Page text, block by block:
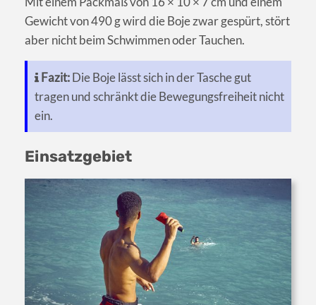
Gewicht von 490 g wird die Boje zwar gespürt, stört
aber nicht beim Schwimmen oder Tauchen.
Fazit:Die Boje lässt sich in der Tasche gut
tragen und schränkt die Bewegungsfreiheit nicht
ein.
Einsatzgebiet